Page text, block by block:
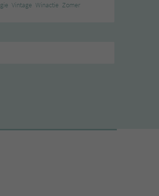
Vintage Winactie Zomer